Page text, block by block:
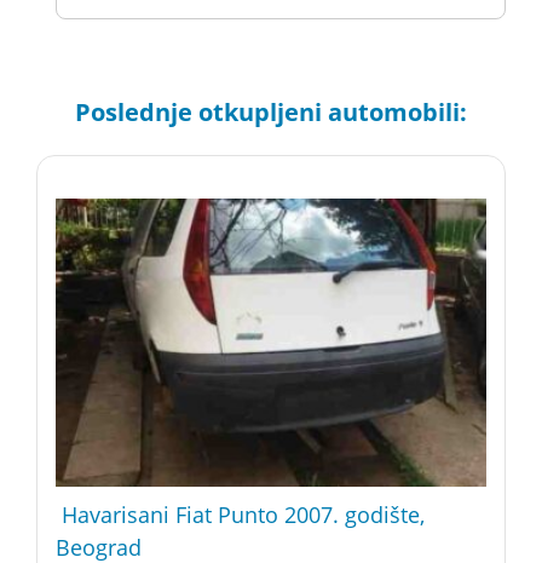
Poslednje otkupljeni automobili:
Havarisani Fiat Punto 2007. godište,
Beograd